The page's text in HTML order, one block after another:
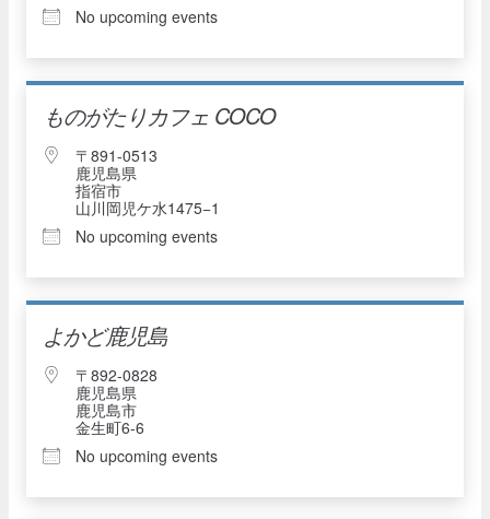
No upcoming events
ものがたりカフェ COCO
〒891-0513
鹿児島県
指宿市
山川岡児ケ水1475−1
No upcoming events
よかど鹿児島
〒892-0828
鹿児島県
鹿児島市
金生町6-6
No upcoming events